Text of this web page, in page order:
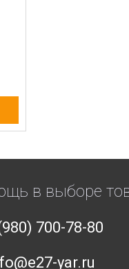
в выборе
700-78-80
yar.ru